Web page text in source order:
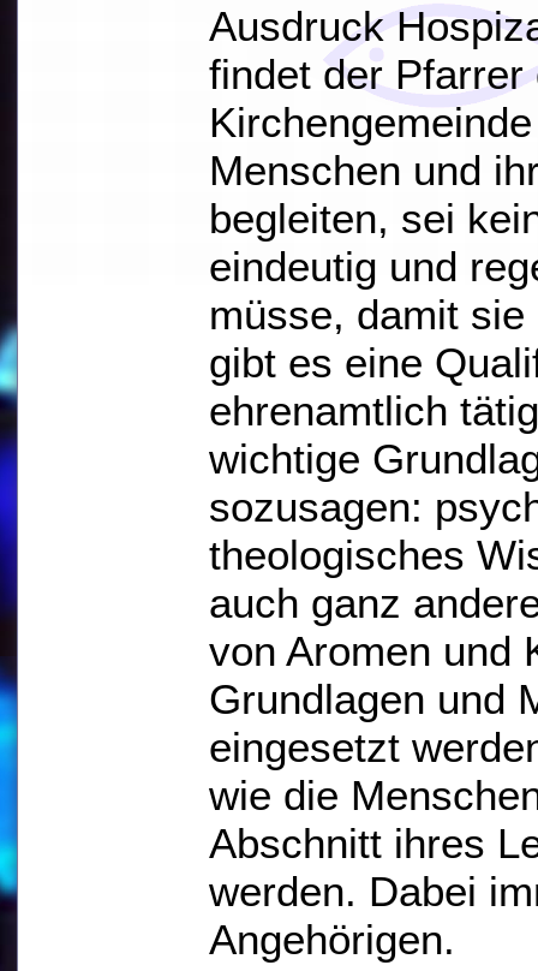
Ausdruck
findet der
Menschen und
begleiten, sei
eindeutig und
müsse, damit
gibt es eine
ehrenamtlich
wichtige
sozusagen:
theologisches
auch ganz
von Aromen und
Grundlagen und
eingesetzt
wie die
Abschnitt ihres
werden. Dabei
Angehörigen.